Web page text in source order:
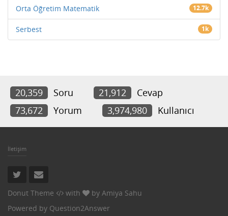
Orta Öğretim Matematik 12.7k
Serbest 1k
20,359 Soru 21,912
Cevap
73,672
Yorum 3,974,980 Kullanıcı
İletişim
Donut Theme with by Amiya Sahu
Powered by Question2Answer